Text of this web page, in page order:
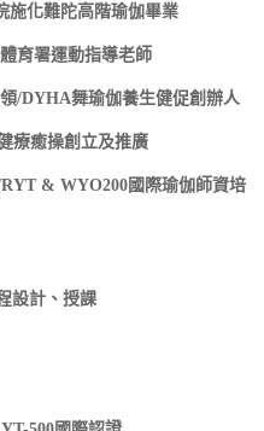
施化難陀高階瑜伽畢業
育署運動指導老師
/DYHA舞瑜伽養生健促創辦人
療癒操創立及推廣
& WYO200國際瑜伽師資培
設計、授課